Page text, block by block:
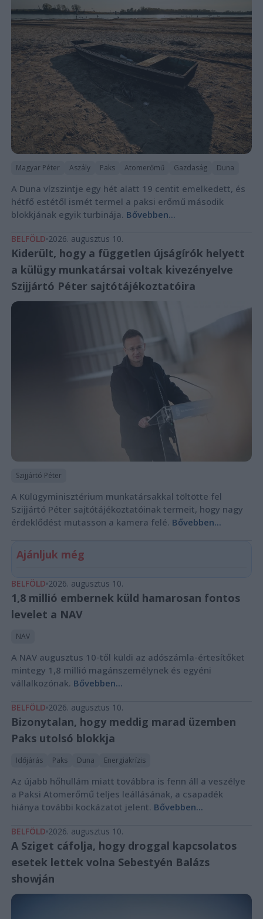
Magyar Péter Aszály Paks Atomerőmű Gazdaság Duna
A Duna vízszintje egy hét alatt 19 centit emelkedett, és
hétfő estétől ismét termel a paksi erőmű második
blokkjának egyik turbinája. Bővebben...
BELFÖLD 2026. augusztus 10.
Kiderült, hogy a független újságírók helyett
a külügy munkatársai voltak kivezényelve
Szijjártó Péter sajtótájékoztatóira
Szijjártó Péter
A Külügyminisztérium munkatársakkal töltötte fel
Szijjártó Péter sajtótájékoztatóinak termeit, hogy nagy
érdeklődést mutasson a kamera felé. Bővebben...
Ajánljuk még
BELFÖLD 2026. augusztus 10.
1,8 millió embernek küld hamarosan fontos
levelet a NAV
NAV
A NAV augusztus 10-től küldi az adószámla-értesítőket
mintegy 1,8 millió magánszemélynek és egyéni
vállalkozónak. Bővebben...
BELFÖLD 2026. augusztus 10.
Bizonytalan, hogy meddig marad üzemben
Paks utolsó blokkja
Időjárás Paks Duna Energiakrízis
Az újabb hőhullám miatt továbbra is fenn áll a veszélye
a Paksi Atomerőmű teljes leállásának, a csapadék
hiánya további kockázatot jelent. Bővebben...
BELFÖLD 2026. augusztus 10.
A Sziget cáfolja, hogy droggal kapcsolatos
esetek lettek volna Sebestyén Balázs
showján